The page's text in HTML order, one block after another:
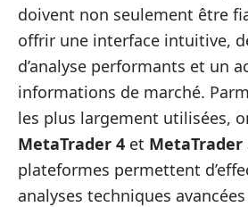
doivent non seulement être
offrir une interface intuitive,
d’analyse performants et un
informations de marché.
les plus largement utilisées,
MetaTrader 4 et MetaTrader
plateformes permettent
analyses techniques